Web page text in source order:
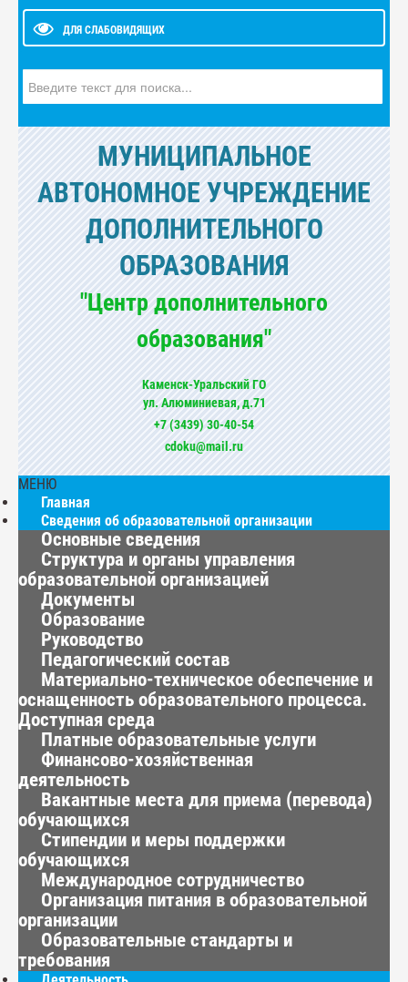
ДЛЯ СЛАБОВИДЯЩИХ
МУНИЦИПАЛЬНОЕ
АВТОНОМНОЕ УЧРЕЖДЕНИЕ
ДОПОЛНИТЕЛЬНОГО
ОБРАЗОВАНИЯ
"Центр дополнительного
образования"
Каменск-Уральский ГО
ул. Алюминиевая, д.71
+7 (3439) 30-40-54
cdoku@mail.ru
МЕНЮ
Главная
Сведения об образовательной организации
Основные сведения
Структура и органы управления
образовательной организацией
Документы
Образование
Руководство
Педагогический состав
Материально-техническое обеспечение и
оснащенность образовательного процесса.
Доступная среда
Платные образовательные услуги
Финансово-хозяйственная
деятельность
Вакантные места для приема (перевода)
обучающихся
Стипендии и меры поддержки
обучающихся
Международное сотрудничество
Организация питания в образовательной
организации
Образовательные стандарты и
требования